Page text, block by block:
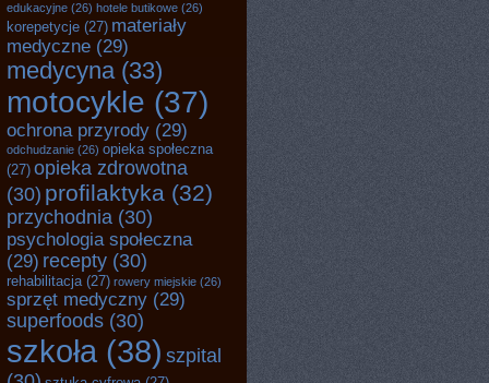
edukacyjne (26) hotele butikowe (26)
korepetycje (27) materiały
medyczne (29)
medycyna(33)
motocykle (37)
ochrona przyrody (29)
odchudzanie (26) opieka społeczna
(27) opieka zdrowotna
(30) profilaktyka (32)
przychodnia (30)
psychologia społeczna
(29) recepty (30)
rehabilitacja(27) rowery miejskie (26)
sprzęt medyczny (29)
superfoods (30)
szkoła (38) szpital